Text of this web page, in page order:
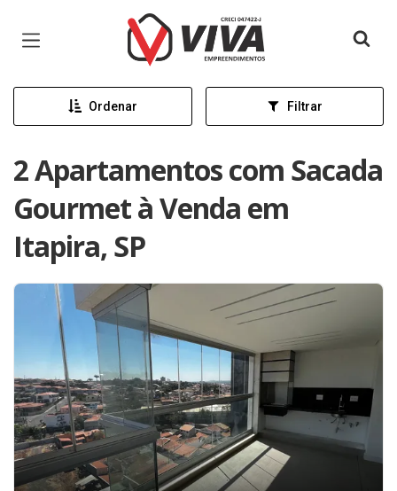
Página inicial
Ordenar Filtrar
2 Apartamentos com Sacada
Gourmet à Venda em
Itapira, SP